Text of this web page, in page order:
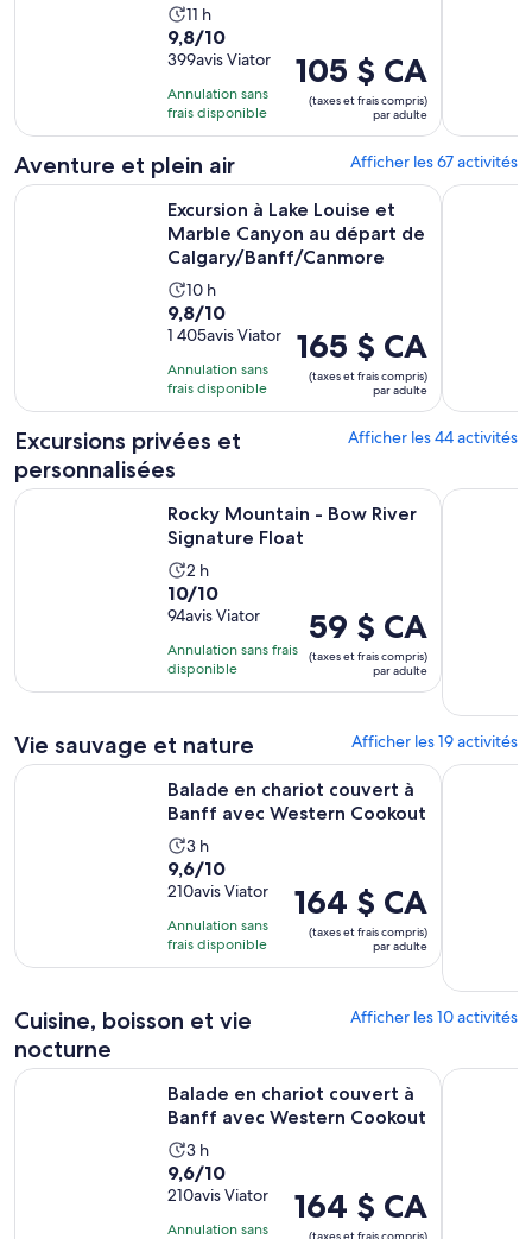
L’activité
dure
11 heures
11 h
9.8
sur
10
avec
399 avis
9,8/10
399avis Viator
Annulation sans
frais disponible
Le
prix
est
de 105 $ CA.
adulte
105 $ CA
(taxes et frais compris)
par adulte
Aventure et plein air Afficher les 67 activités
Excursion à Lake Louise et
Marble Canyon au départ de
Calgary/Banff/Canmore
L’activité
dure
10 heures
10 h
9.8
sur
10
avec
1405 avis
9,8/10
1 405avis Viator
Annulation sans
frais disponible
Le
prix
est
de 165 $ CA.
165 $ CA
(taxes et frais compris)
par adulte
Excursion à Lake Louise et Marble Canyon au départ de
Excursion
Excursions privées et
personnalisées
Afficher les 44 activités
Rocky Mountain - Bow River
Signature Float
L’activité
dure
2 heures
2 h
10.0
sur
10
avec
94 avis
10/10
94avis Viator
Annulation sans frais
disponible
Le
prix
est
de 59 $ CA.
adulte
59 $ CA
(taxes et frais compris)
par adulte
Rocky Mountain - Bow River Signature Float S’ouvre dans
Depuis
Vie sauvage et nature Afficher les 19 activités
Balade en chariot couvert à
Banff avec Western Cookout
L’activité
dure
3 heures
3 h
9.6
sur
10
avec
210 avis
9,6/10
210avis Viator
Annulation sans
frais disponible
Le
prix
est
de 164 $ CA.
164 $ CA
(taxes et frais compris)
par adulte
Balade en chariot couvert à Banff avec Western Cookout
Explorez
Cuisine, boisson et vie
nocturne
Afficher les 10 activités
Balade en chariot couvert à
Banff avec Western Cookout
L’activité
dure
3 heures
3 h
9.6
sur
10
9,6/10
210avis Viator
Annulation sans
Le
prix
164 $ CA
(taxes et frais compris)
Balade en chariot couvert à Banff avec Western Cookout
Excursion